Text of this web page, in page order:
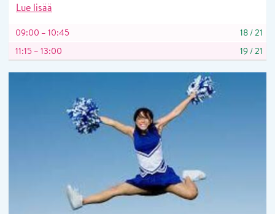
Lue lisää
09:00 – 10:45 18 /21
11:15 – 13:00
19 /21